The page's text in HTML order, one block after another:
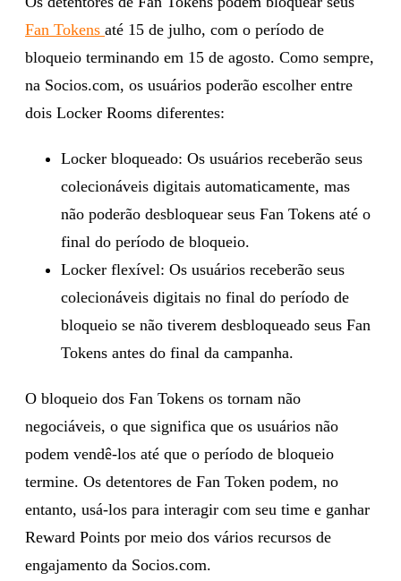
Fan Tokens até 15 de julho, com o período de
bloqueio terminando em 15 de agosto. Como sempre,
na Socios.com, os usuários poderão escolher entre
dois Locker Rooms diferentes:
Locker bloqueado: Os usuários receberão seus
colecionáveis digitais automaticamente, mas
não poderão desbloquear seus Fan Tokens até o
final do período de bloqueio.
Locker flexível: Os usuários receberão seus
colecionáveis digitais no final do período de
bloqueio se não tiverem desbloqueado seus Fan
Tokens antes do final da campanha.
O bloqueio dos Fan Tokens os tornam não
negociáveis, o que significa que os usuários não
podem vendê-los até que o período de bloqueio
termine. Os detentores de Fan Token podem, no
entanto, usá-los para interagir com seu time e ganhar
Reward Points por meio dos vários recursos de
engajamento da Socios.com.